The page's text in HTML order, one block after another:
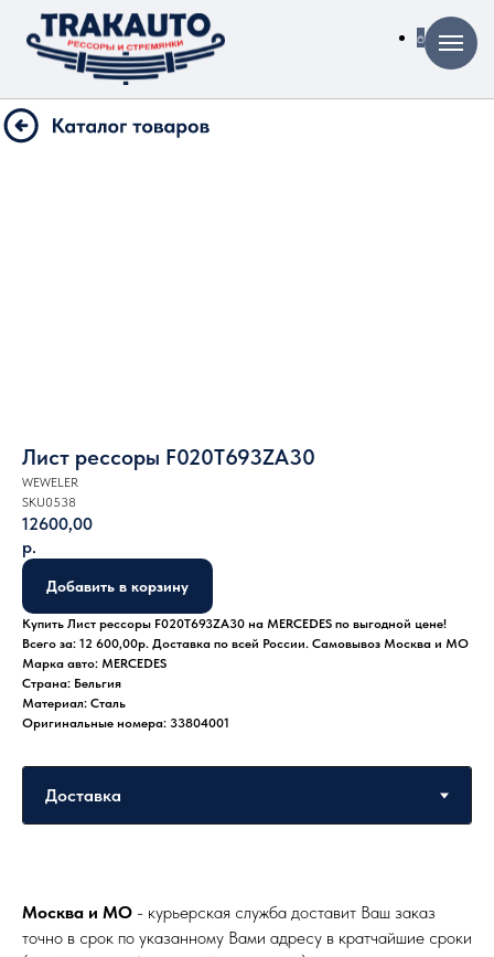
Лист рессоры F020T693ZA30
WEWELER
SKU0538
12600,00
р.
Добавить в корзину
Купить Лист рессоры F020T693ZA30 на MERCEDES по выгодной цене!
Всего за: 12 600,00р. Доставка по всей России. Самовывоз Москва и МО
Марка авто: MERCEDES
Страна: Бельгия
Материал: Сталь
Оригинальные номера: 33804001
Москва и МО - курьерская служба доставит Ваш заказ
точно в срок по указанному Вами адресу в кратчайшие сроки